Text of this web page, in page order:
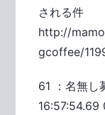
される件
http://
gcoffee/
61 ：名無し
16:57:54.69